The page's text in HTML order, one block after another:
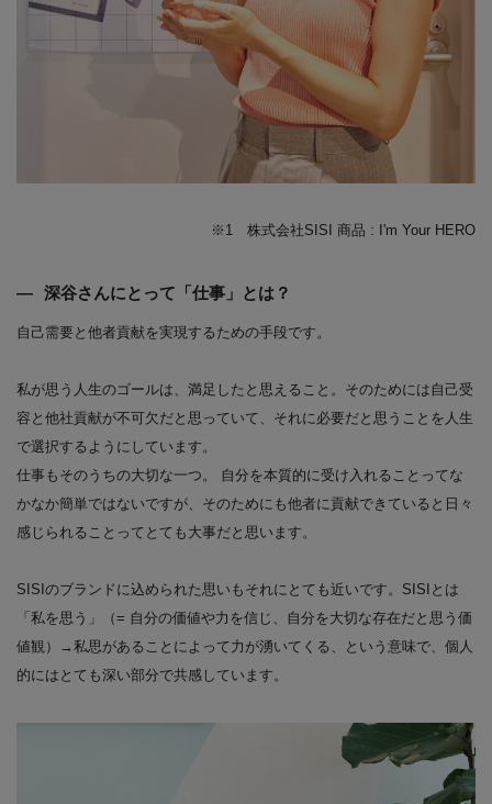
※1 株式会社SISI 商品 : I'm Your HERO
深谷さんにとって「仕事」とは？
自己需要と他者貢献を実現するための手段です。
私が思う人生のゴールは、満足したと思えること。そのためには自己受
容と他社貢献が不可欠だと思っていて、それに必要だと思うことを人生
で選択するようにしています。
仕事もそのうちの大切な一つ。 自分を本質的に受け入れることってな
かなか簡単ではないですが、そのためにも他者に貢献できていると日々
感じられることってとても大事だと思います。
SISIのブランドに込められた思いもそれにとても近いです。SISIとは
「私を思う」（= 自分の価値や力を信じ、自分を大切な存在だと思う価
値観）→私思があることによって力が湧いてくる、という意味で、個人
的にはとても深い部分で共感しています。